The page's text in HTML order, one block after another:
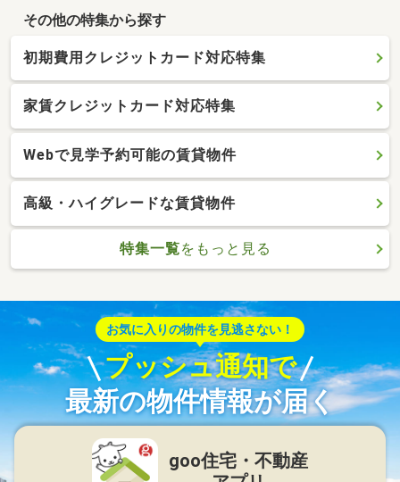
その他の特集から探す
初期費用クレジットカード対応特集
家賃クレジットカード対応特集
Webで見学予約可能の賃貸物件
高級・ハイグレードな賃貸物件
特集一覧をもっと見る
お気に入りの物件を見逃さない！
プッシュ通知で
最新の物件情報が届く
goo住宅・不動産